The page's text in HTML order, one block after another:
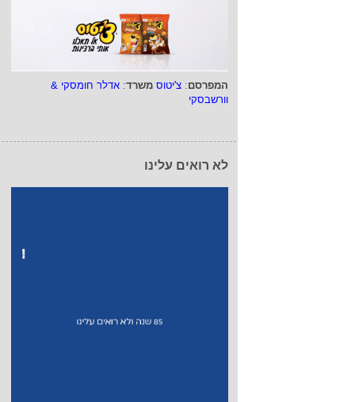
המפרסם: צ'יטוס משרד: אדלר חומסקי &
וורשבסקי
לא רואים עלינו